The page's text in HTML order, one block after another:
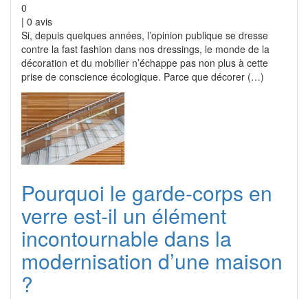
0
| 0 avis
Si, depuis quelques années, l’opinion publique se dresse
contre la fast fashion dans nos dressings, le monde de la
décoration et du mobilier n’échappe pas non plus à cette
prise de conscience écologique. Parce que décorer (…)
Pourquoi le garde-corps en
verre est-il un élément
incontournable dans la
modernisation d’une maison
?